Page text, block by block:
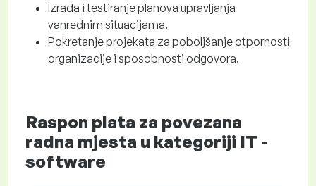
Izrada i testiranje planova upravljanja
vanrednim situacijama.
Pokretanje projekata za poboljšanje otpornosti
organizacije i sposobnosti odgovora.
Raspon plata za povezana
radna mjesta u kategoriji IT -
software